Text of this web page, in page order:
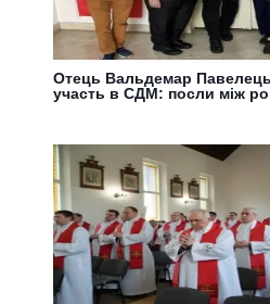
Отець Вальдемар Павелець
участь в СДМ: посли між